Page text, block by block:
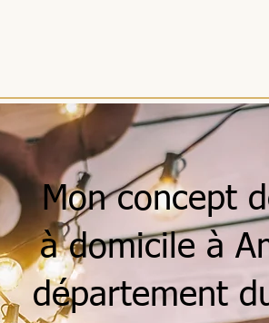
Mon concept
à domicile à
département